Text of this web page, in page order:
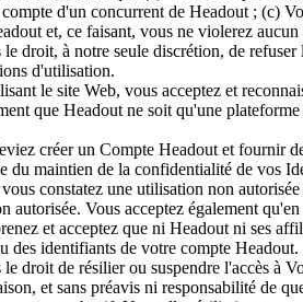
d'un concurrent de Headout ; (c)
et, ce faisant, vous ne violerez
droit, à notre seule discrétion, de
d'utilisation.
le site Web, vous acceptez et
que Headout ne soit qu'une
créer un Compte Headout et fournir
du maintien de la confidentialité de vos
constatez une utilisation non
autorisée. Vous acceptez également
et acceptez que ni Headout ni ses
des identifiants de votre compte Headout.
droit de résilier ou suspendre l'accès à
et sans préavis ni responsabilité de